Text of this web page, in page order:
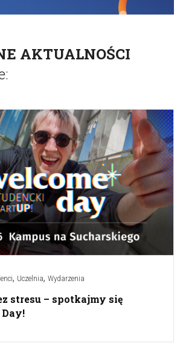
AKTUALNOŚCI
, Uczelnia, Wydarzenia
stresu – spotkajmy się